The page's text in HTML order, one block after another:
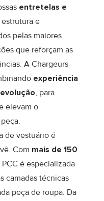
entretelas e
e
pelas maiores
que reforçam as
A Chargeurs
experiência
, para
elevam o
de vestuário é
Com mais de 150
PCC é especializada
camadas técnicas
peça de roupa. Da